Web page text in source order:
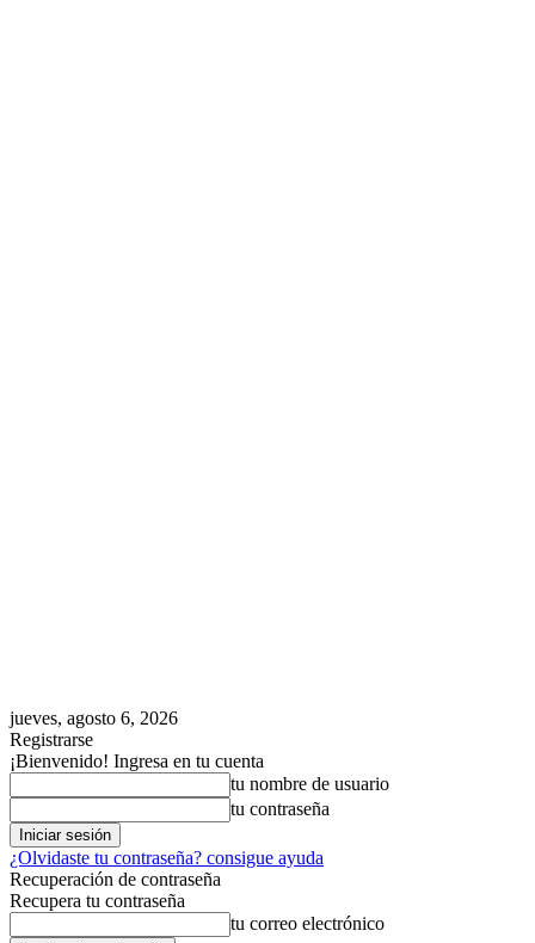
jueves, agosto 6, 2026
Registrarse
¡Bienvenido! Ingresa en tu cuenta
tu nombre de usuario
tu contraseña
¿Olvidaste tu contraseña? consigue ayuda
Recuperación de contraseña
Recupera tu contraseña
tu correo electrónico